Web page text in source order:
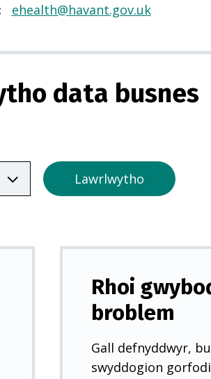
n
g
r
n
n
w
y
d
)
ehealth@havant.gov.uk
data busnes
Lawrlwytho
Rhoi
broblem
Gall defnyddwyr,
swyddogion